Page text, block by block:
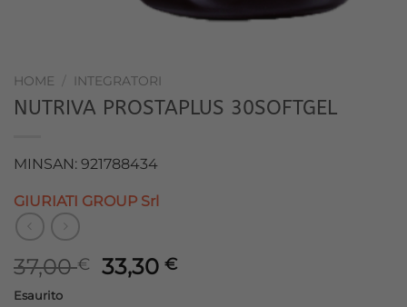
HOME / INTEGRATORI
NUTRIVA PROSTAPLUS 30SOFTGEL
MINSAN: 921788434
GIURIATI GROUP Srl
37,00€
Il
33,30€Il
Esaurito